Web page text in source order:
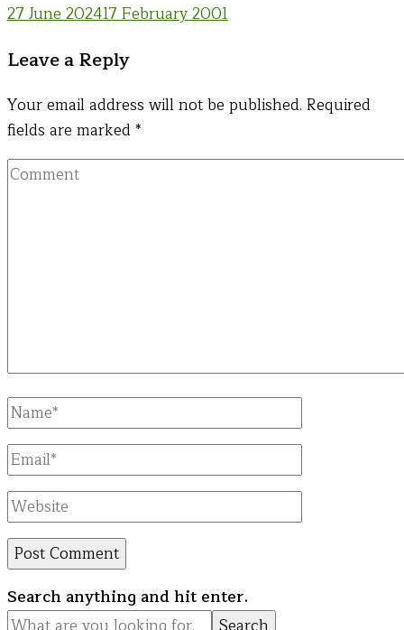
27 June 202417 February 2001
Leave a Reply
Your email address will not be published. Required
fields are marked *
Comment
Full
Name
Email
Website
Looking
for
Search anything and hit enter.